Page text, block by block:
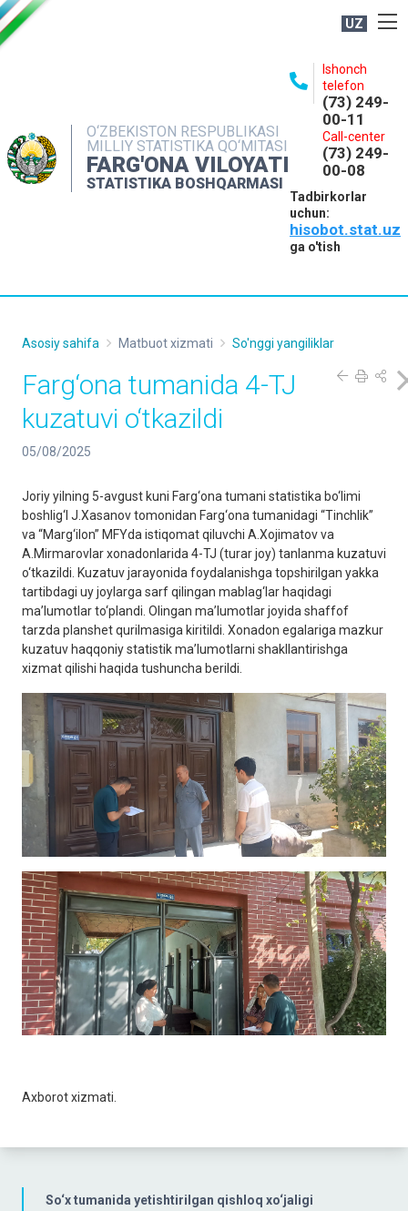
UZ
O‘ZBEKISTON RESPUBLIKASI
MILLIY STATISTIKA QO‘MITASI
FARG'ONA VILOYATI
STATISTIKA BOSHQARMASI
Ishonch
telefon
(73) 249-
00-11
Call-center
(73) 249-
00-08
Tadbirkorlar
uchun:
hisobot.stat.uz
ga o'tish
NASHRLAR
INTERAKTIV XIZMATLAR
MATBUOT XIZMATI
So‘x tumanida yetishtirilgan qishloq xo‘jaligi
Asosiy sahifa Matbuot xizmati So'nggi yangiliklar
Farg‘ona tumanida 4-TJ
kuzatuvi o‘tkazildi
05/08/2025
Joriy yilning 5-avgust kuni Farg‘ona tumani statistika bo‘limi
boshlig‘I J.Xasanov tomonidan Farg‘ona tumanidagi “Tinchlik”
va “Marg‘ilon” MFYda istiqomat qiluvchi A.Xojimatov va
A.Mirmarovlar xonadonlarida 4-TJ (turar joy) tanlanma kuzatuvi
o‘tkazildi. Kuzatuv jarayonida foydalanishga topshirilgan yakka
tartibdagi uy joylarga sarf qilingan mablag‘lar haqidagi
ma’lumotlar to‘plandi. Olingan ma’lumotlar joyida shaffof
tarzda planshet qurilmasiga kiritildi. Xonadon egalariga mazkur
kuzatuv haqqoniy statistik ma’lumotlarni shakllantirishga
xizmat qilishi haqida tushuncha berildi.
Axborot xizmati.